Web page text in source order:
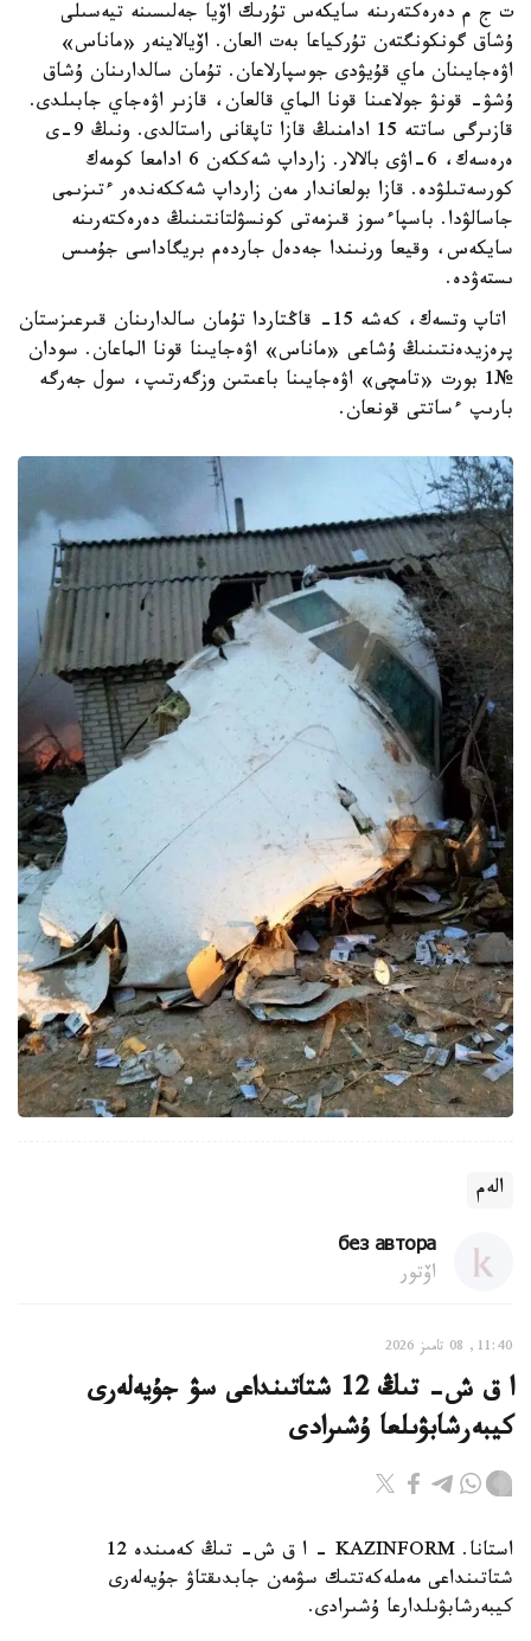
ت ج م دەرەكتەرىنە سايكەس تۇرىك اۆيا جەلىسىنە تيەسىلى
ۇشاق گونكونگتەن تۇركياعا بەت العان. اۆيالاينەر «ماناس»
اۋەجايىنان ماي قۇيۋدى جوسپارلاعان. تۇمان سالدارىنان ۇشاق
ۇشۋ- قونۋ جولاعىنا قونا الماي قالعان، قازىر اۋەجاي جابىلدى.
قازىرگى ساتتە 15 ادامنىڭ قازا تاپقانى راستالدى. ونىڭ 9-ى
ەرەسەك، 6-اۋى بالالار. زارداپ شەككەن 6 ادامعا كومەك
كورسەتىلۋدە. قازا بولعاندار مەن زارداپ شەككەندەر ءتىزىمى
جاسالۋدا. باسپاءسوز قىزمەتى كونسۋلتانتىنىڭ دەرەكتەرىنە
سايكەس، وقيعا ورنىندا جەدەل جاردەم بريگاداسى جۇمىس
ىستەۋدە.
اتاپ وتسەك، كەشە 15- قاڭتاردا تۇمان سالدارىنان قىرعىزستان
پرەزيدەنتىنىڭ ۇشاعى «ماناس» اۋەجايىنا قونا الماعان. سودان
№1 بورت «تامچى» اۋەجايىنا باعىتىن وزگەرتىپ، سول جەرگە
بارىپ ءساتتى قونعان.
الەم
без автора
اۆتور
11:40, 08 تامىز 2026
ا ق ش- تىڭ 12 شتاتىنداعى سۋ جۇيەلەرى
كيبەرشابۋىلعا ۇشىرادى
استانا. KAZINFORM – ا ق ش- تىڭ كەمىندە 12
شتاتىنداعى مەملەكەتتىك سۋمەن جابدىقتاۋ جۇيەلەرى
كيبەرشابۋىلدارعا ۇشىرادى.